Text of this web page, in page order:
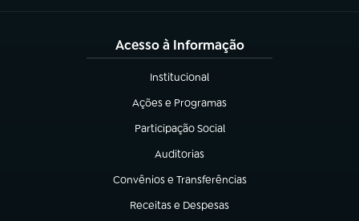
Acesso à Informação
Institucional
(abre em nova aba)
Ações e Programas
(abre em nova aba)
Participação Social
(abre em nova aba)
Auditorias
(abre em nova aba)
Convênios e Transferências
(abre em nova aba)
Receitas e Despesas
(abre em nova aba)